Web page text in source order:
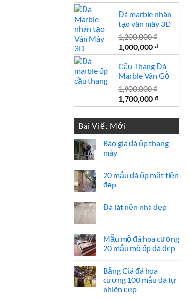
Đá marble nhân
tạo vân mây 3D
1,200,000₫
Giá
gốc
là:
1,200,000 ₫.
1,000,000 ₫Giá
hiện
tại
là:
Cầu Thang Đá
Marble Vân Gỗ
1,900,000₫
Giá
gốc
là:
1,900,000 ₫.
1,700,000 ₫Giá
hiện
tại
Bài Viết Mới
Báo giá đá ốp thang
máy
bình
luận
ở
đá
20 mẫu đá ốp mặt tiền
đẹp
bình
đá
ốp
mặt
Đá lát nền nhà đẹp
luận
ở
Đá
nhà
đẹp
Mẫu mộ đá hoa cương
20 mẫu mộ ốp đá đẹp
bình
luận
ở
Mẫu
Bảng Giá đá hoa
cương 100 mẫu đá tự
nhiên đẹp